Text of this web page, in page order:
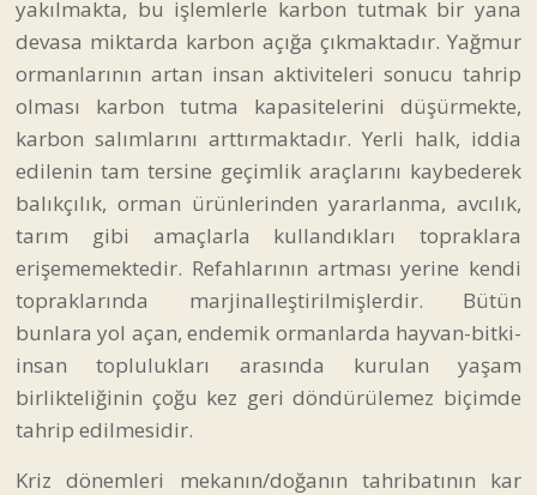
yakılmakta, bu işlemlerle karbon tutmak bir yana
devasa miktarda karbon açığa çıkmaktadır. Yağmur
ormanlarının artan insan aktiviteleri sonucu tahrip
olması karbon tutma kapasitelerini düşürmekte,
karbon salımlarını arttırmaktadır. Yerli halk, iddia
edilenin tam tersine geçimlik araçlarını kaybederek
balıkçılık, orman ürünlerinden yararlanma, avcılık,
tarım gibi amaçlarla kullandıkları topraklara
erişememektedir. Refahlarının artması yerine kendi
topraklarında marjinalleştirilmişlerdir. Bütün
bunlara yol açan, endemik ormanlarda hayvan-bitki-
insan toplulukları arasında kurulan yaşam
birlikteliğinin çoğu kez geri döndürülemez biçimde
tahrip edilmesidir.
Kriz dönemleri mekanın/doğanın tahribatının kar